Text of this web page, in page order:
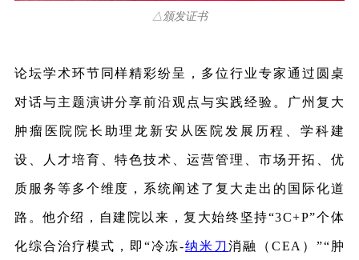
△颁发证书
论坛学术环节同样精彩纷呈，多位行业专家通过圆桌
对话与主题演讲分享前沿观点与实践经验。广州复大
肿瘤医院院长助理龙新安从医院发展历程、学科建
设、人才培育、特色技术、运营管理、市场开拓、优
质服务等多个维度，系统阐述了复大走出的国际化道
路。他介绍，自建院以来，复大始终坚持“3C+P”个体
化综合治疗模式，即“冷冻-纳米刀消融（CEA）”“肿